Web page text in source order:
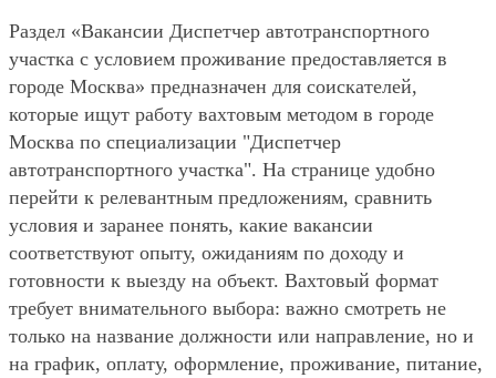
Раздел «Вакансии Диспетчер автотранспортного
участка с условием проживание предоставляется в
городе Москва» предназначен для соискателей,
которые ищут работу вахтовым методом в городе
Москва по специализации "Диспетчер
автотранспортного участка". На странице удобно
перейти к релевантным предложениям, сравнить
условия и заранее понять, какие вакансии
соответствуют опыту, ожиданиям по доходу и
готовности к выезду на объект. Вахтовый формат
требует внимательного выбора: важно смотреть не
только на название должности или направление, но и
на график, оплату, оформление, проживание, питание,